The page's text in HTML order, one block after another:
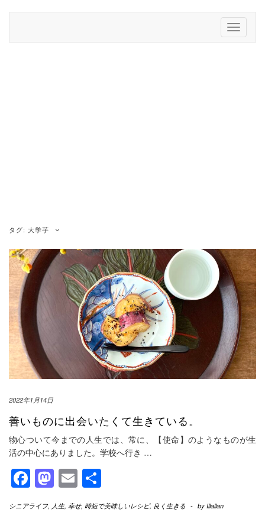
Toggle
タグ: 大学芋
2022年1月14日
善いものに出会いたくて生きている。
物心ついて今までの人生では、常に、【使命】のようなものが生
活の中心にありました。学校へ行き …
Facebook
Mastodon
Email
有
シニアライフ, 人生, 幸せ, 時短で美味しいレシピ, 良く生きる - by Illallan